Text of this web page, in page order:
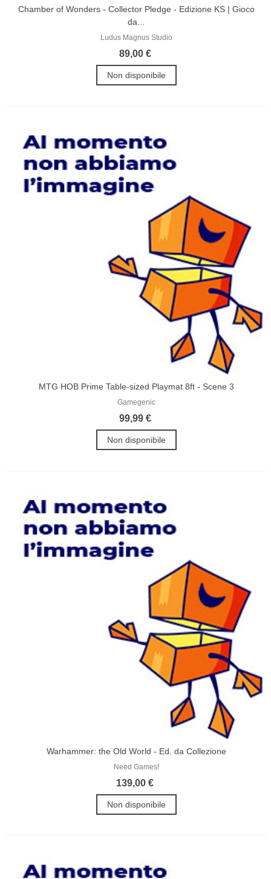
Chamber of Wonders - Collector Pledge - Edizione KS | Gioco
da...
Ludus Magnus Studio
89,00 €
Non disponibile
MTG HOB Prime Table-sized Playmat 8ft - Scene 3
Gamegenic
99,99 €
Non disponibile
Warhammer: the Old World - Ed. da Collezione
Need Games!
139,00 €
Non disponibile